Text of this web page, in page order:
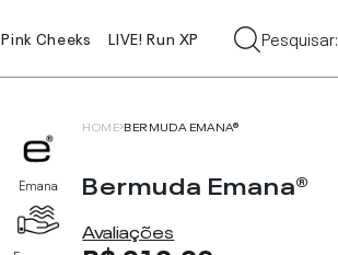
Pink Cheeks LIVE! Run XP
Pesquisar:
Emana
HOME BERMUDA EMANA®
Bermuda Emana®
Avaliações